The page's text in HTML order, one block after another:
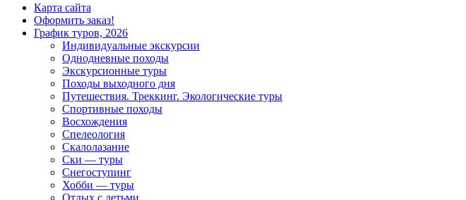
Карта сайта
Оформить заказ!
График туров, 2026
Индивидуальные экскурсии
Однодневные походы
Экскурсионные туры
Походы выходного дня
Путешествия. Треккинг. Экологические туры
Спортивные походы
Восхождения
Спелеология
Скалолазание
Ски — туры
Снегоступинг
Хобби — туры
Отдых с детьми